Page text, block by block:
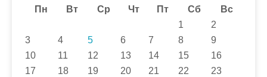
Пн
Вт Ср Чт Пт Сб
Вс
1
2
3
4 5 6 7 8
9
10
11 12 13 14 15
16
17
18 19 20 21 22
23